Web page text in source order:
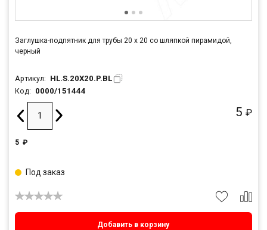
Заглушка-подпятник для трубы 20 х 20 со шляпкой пирамидой,
черный
Артикул: HL.S.20X20.P.BL
Код: 0000/151444
5 ₽
5 ₽
Добавить в корзину
Под заказ